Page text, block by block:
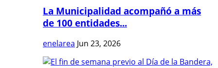
La Municipalidad acompañó a más
de 100 entidades...
enelarea Jun 23, 2026